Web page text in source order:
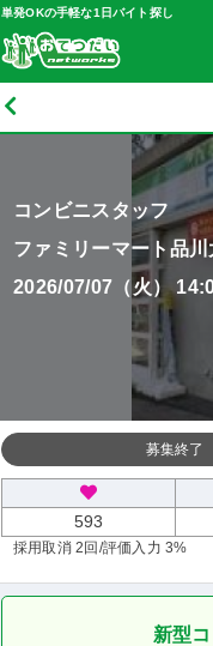
単発OKの手軽な1日バイト探し
コンビニスタッフ
ファミリーマート品
2026/07/07（火）
募集終了
593
採用取消 2回 /評価入力 3%
新型